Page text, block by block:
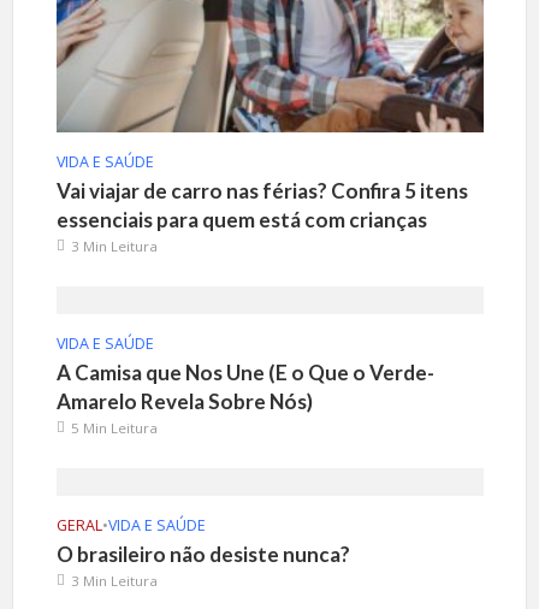
VIDA E SAÚDE
Vai viajar de carro nas férias? Confira 5 itens
essenciais para quem está com crianças
3 Min Leitura
VIDA E SAÚDE
A Camisa que Nos Une (E o Que o Verde-
Amarelo Revela Sobre Nós)
5 Min Leitura
GERAL•VIDA E SAÚDE
O brasileiro não desiste nunca?
3 Min Leitura